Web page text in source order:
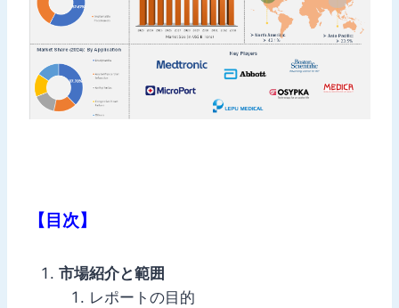
【目次】
市場紹介と範囲
レポートの目的